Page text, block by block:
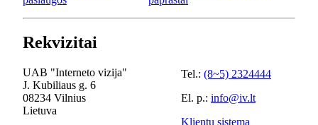
Rekvizitai
UAB "Interneto vizija"
J. Kubiliaus g. 6
08234 Vilnius
Lietuva
Tel.: (8~5) 2324444
El. p.: info@iv.lt
Klientų sistema